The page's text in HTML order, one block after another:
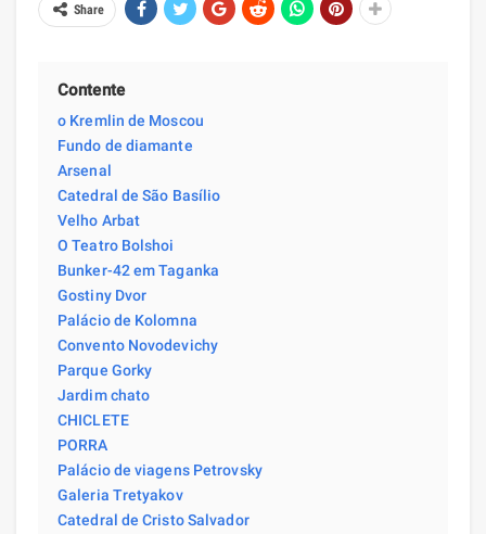
Share
Contente
o Kremlin de Moscou
Fundo de diamante
Arsenal
Catedral de São Basílio
Velho Arbat
O Teatro Bolshoi
Bunker-42 em Taganka
Gostiny Dvor
Palácio de Kolomna
Convento Novodevichy
Parque Gorky
Jardim chato
CHICLETE
PORRA
Palácio de viagens Petrovsky
Galeria Tretyakov
Catedral de Cristo Salvador